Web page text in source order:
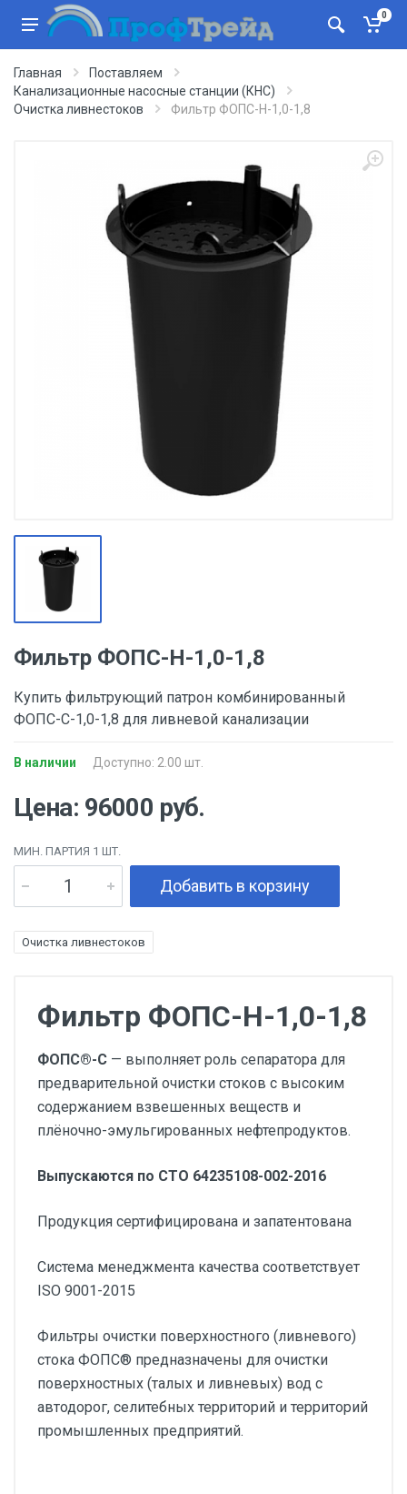
0
Главная
Поставляем
Канализационные насосные станции (КНС)
Очистка ливнестоков
Фильтр ФОПС-Н-1,0-1,8
Фильтр ФОПС-Н-1,0-1,8
Купить фильтрующий патрон комбинированный
ФОПС-С-1,0-1,8 для ливневой канализации
В наличии Доступно: 2.00 шт.
Цена: 96000 руб.
МИН. ПАРТИЯ 1 ШТ.
Добавить в корзину
Очистка ливнестоков
Фильтр ФОПС-Н-1,0-1,8
ФОПС®-С — выполняет роль сепаратора для
предварительной очистки стоков с высоким
содержанием взвешенных веществ и
плёночно-эмульгированных нефтепродуктов.
Выпускаются по СТО 64235108-002-2016
Продукция сертифицирована и запатентована
Система менеджмента качества соответствует
ISO 9001-2015
Фильтры очистки поверхностного (ливневого)
стока ФОПС® предназначены для очистки
поверхностных (талых и ливневых) вод с
автодорог, селитебных территорий и территорий
промышленных предприятий.